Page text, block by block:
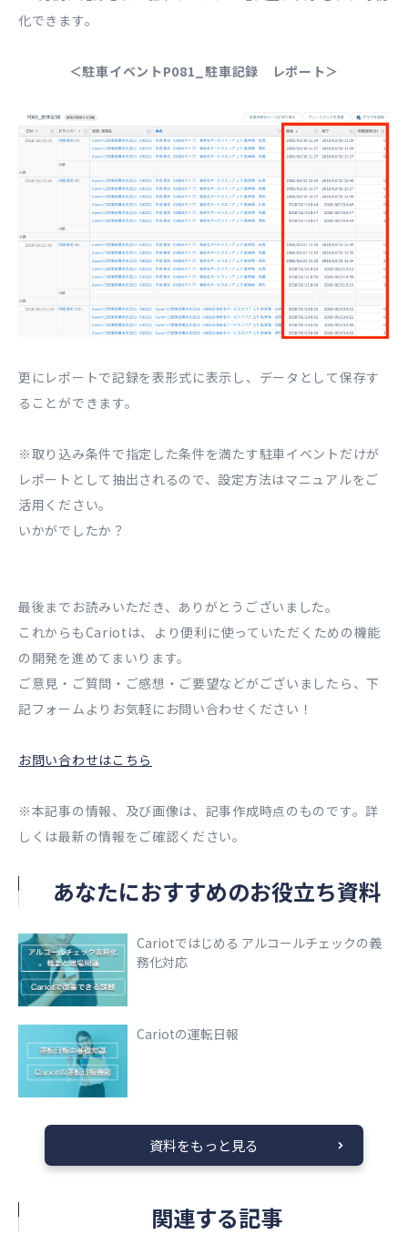
化できます。
＜駐車イベントP081_駐車記録 レポート＞
更にレポートで記録を表形式に表示し、データとして保存す
ることができます。
※取り込み条件で指定した条件を満たす駐車イベントだけが
レポートとして抽出されるので、設定方法はマニュアルをご
活用ください。
いかがでしたか？
最後までお読みいただき、ありがとうございました。
これからもCariotは、より便利に使っていただくための機能
の開発を進めてまいります。
ご意見・ご質問・ご感想・ご要望などがございましたら、下
記フォームよりお気軽にお問い合わせください！
お問い合わせはこちら
※本記事の情報、及び画像は、記事作成時点のものです。詳
しくは最新の情報をご確認ください。
あなたにおすすめのお役立ち資料
Cariotではじめる アルコールチェックの義
務化対応
Cariotの運転日報
資料をもっと見る
関連する記事